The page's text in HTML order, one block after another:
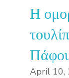
Η
April 10,